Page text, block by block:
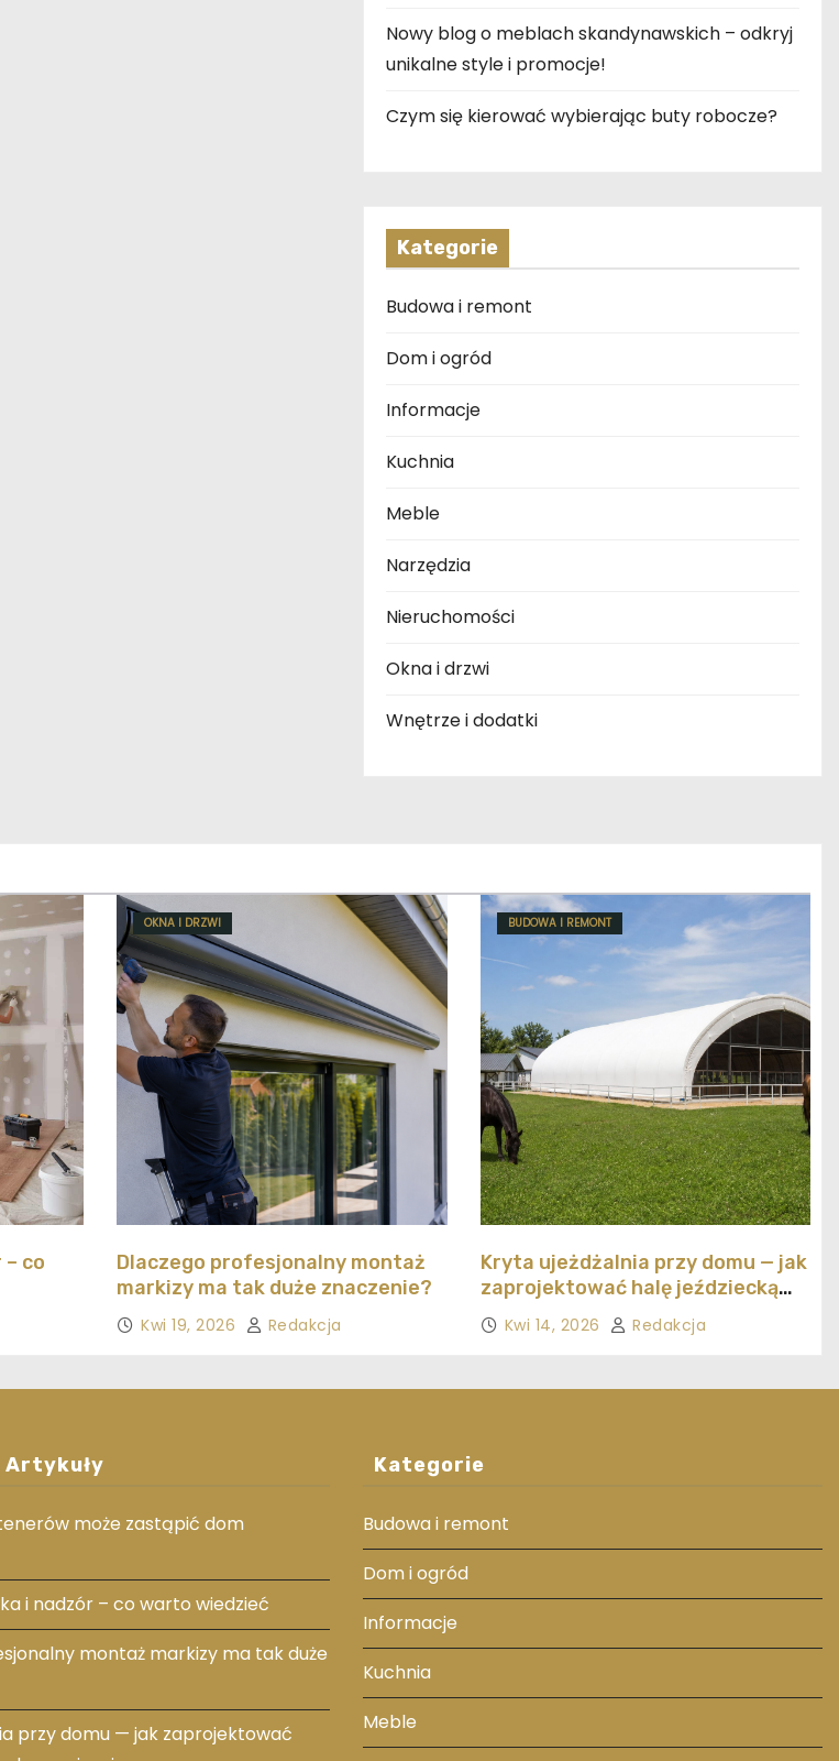
Nowy blog o meblach skandynawskich – odkryj
unikalne style i promocje!
Czym się kierować wybierając buty robocze?
Kategorie
Budowa i remont
Dom i ogród
Informacje
Kuchnia
Meble
Narzędzia
Nieruchomości
Okna i drzwi
Wnętrze i dodatki
co
OKNA I DRZWI
Dlaczego profesjonalny montaż
markizy ma tak duże znaczenie?
Kwi 19, 2026 Redakcja
BUDOWA I REMONT
Kryta ujeżdżalnia przy domu — jak
zaprojektować halę jeździecką
ekonomicznie
Kwi 14, 2026 Redakcja
Artykuły
może zastąpić dom
i nadzór – co warto wiedzieć
montaż markizy ma tak duże
przy domu — jak zaprojektować
Kategorie
Budowa i remont
Dom i ogród
Informacje
Kuchnia
Meble